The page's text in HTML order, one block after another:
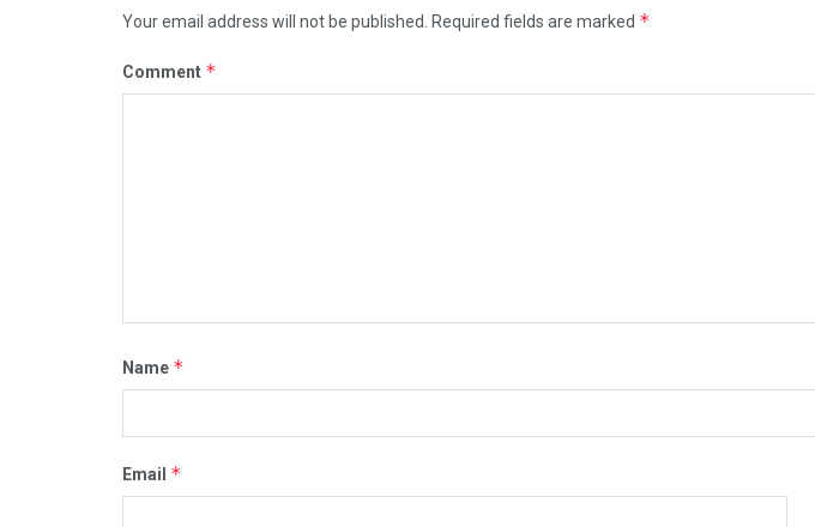
Your email address will not be published. Required fields are marked *
Comment *
Name *
Email *